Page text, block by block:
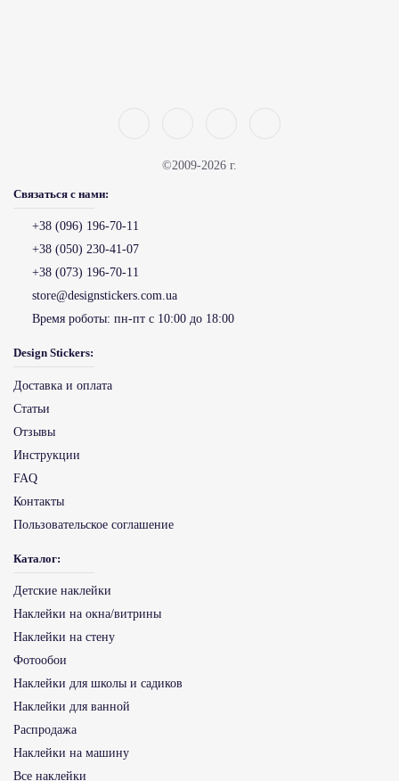
©2009-2026 г.
Связаться с нами:
+38 (096) 196-70-11
+38 (050) 230-41-07
+38 (073) 196-70-11
store@designstickers.com.ua
Время роботы: пн-пт с 10:00 до 18:00
Design Stickers:
Доставка и оплата
Статьи
Отзывы
Инструкции
FAQ
Контакты
Пользовательское соглашение
Каталог:
Детские наклейки
Наклейки на окна/витрины
Наклейки на стену
Фотообои
Наклейки для школы и садиков
Наклейки для ванной
Распродажа
Наклейки на машину
Все наклейки